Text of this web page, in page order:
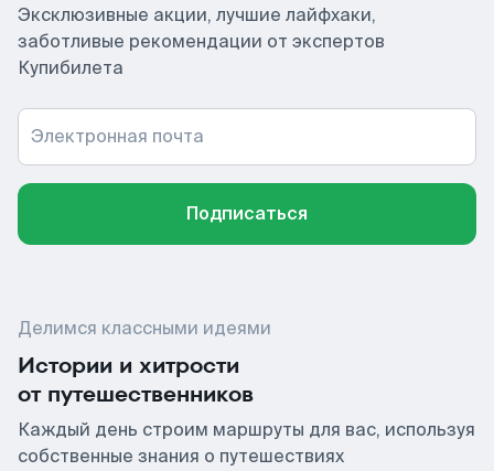
Эксклюзивные акции, лучшие лайфхаки,
заботливые рекомендации от экспертов
Купибилета
Электронная почта
Подписаться
Делимся классными идеями
Истории и хитрости
от путешественников
Каждый день строим маршруты для вас, используя
собственные знания о путешествиях